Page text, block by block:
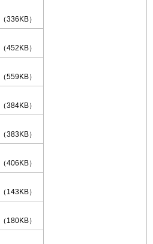
（336KB）
（452KB）
（559KB）
（384KB）
（383KB）
（406KB）
（143KB）
（180KB）